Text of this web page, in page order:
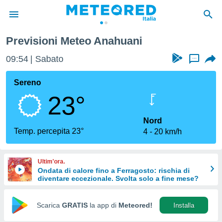
di
per
le
di
Web
Previsioni Meteo Anahuani
09:54 Sabato ...
Sereno
23°
Temp. percepita 23°
Nord
4
20 km/h
Ultim'ora.
Ondata di calore fino a Ferragosto: rischia di
diventare eccezionale. Svolta solo a fine mese?
Scarica GRATIS la app di Meteored! Installa